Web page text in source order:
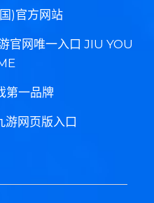
)官方网站
官网唯一入口 JIU YOU
第一品牌
游网页版入口